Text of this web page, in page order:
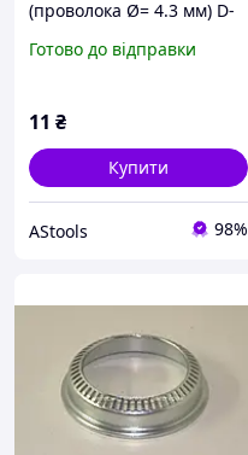
(проволока Ø= 4.3 мм) D-
Готово до відправки
11 ₴
Купити
AStools 98%